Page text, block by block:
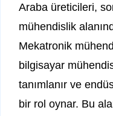
Araba üreticileri,
mühendislik
Mekatronik
bilgisayar
tanımlanır ve
bir rol oynar. Bu